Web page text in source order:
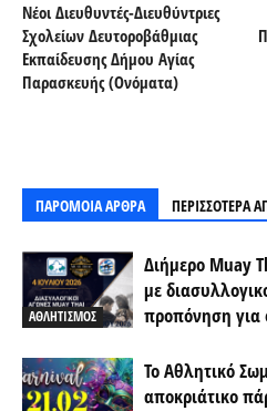
Νέοι Διευθυντές-Διευθύντριες
Σχολείων Δευτοροβάθμιας
Εκπαίδευσης Δήμου Αγίας
Παρασκευής (Ονόματα)
ΠΑΡΟΜΟΙΑ ΑΡΘΡΑ ΠΕΡΙΣΣΟΤΕΡΑ
ΑΘΛΗΤΙΣΜΟΣ
Διήμερο Muay
με
προπόνηση για
Το Αθλητικό
αποκριάτικο